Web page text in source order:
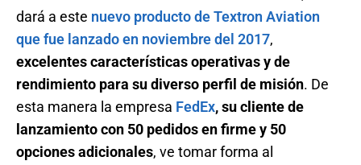
dará a este nuevo producto de Textron Aviation
que fue lanzado en noviembre del 2017,
excelentes características operativas y de
rendimiento para su diverso perfil de misión. De
esta manera la empresa FedEx, su cliente de
lanzamiento con 50 pedidos en firme y 50
opciones adicionales, ve tomar forma al